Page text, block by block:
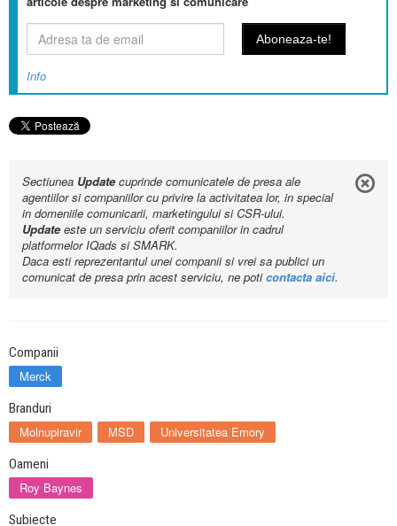
Info
Sectiunea Updatecuprinde comunicatele de presa ale
agentiilor si companiilor cu privire la activitatea lor, in special
in domeniile comunicarii, marketingului si CSR-ului.
Updateeste un serviciu oferit companiilor in cadrul
platformelor IQads si SMARK.
Daca esti reprezentantul unei companii si vrei sa publici un
comunicat de presa prin acest serviciu, ne poticontacta aici.
Companii
Merck
Branduri
Molnupiravir MSD Universitatea Emory
Oameni
Roy Baynes
Subiecte